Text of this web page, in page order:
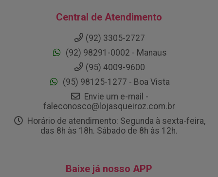
Central de Atendimento
(92) 3305-2727
(92) 98291-0002 - Manaus
(95) 4009-9600
(95) 98125-1277 - Boa Vista
Envie um e-mail -
faleconosco@lojasqueiroz.com.br
Horário de atendimento: Segunda à sexta-feira,
das 8h às 18h. Sábado de 8h às 12h.
Baixe já nosso APP